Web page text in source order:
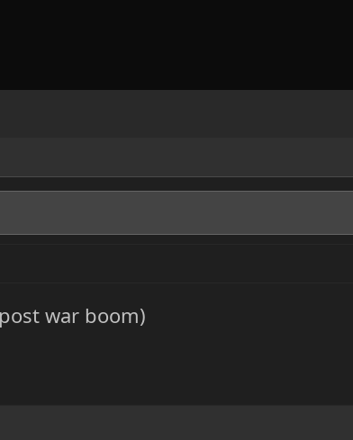
war boom)